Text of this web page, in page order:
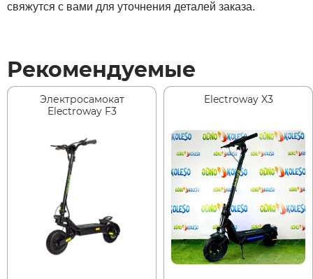
свяжутся с вами для уточнения деталей заказа.
Рекомендуемые
Электросамокат
Electroway F3
Electroway X3